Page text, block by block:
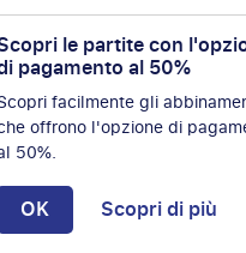
hanno visualizzato i
24 ore.
United
le partite con
pagamento al 50%
facilmente gli
offrono l'opzione di
50%.
OK Scopri di più